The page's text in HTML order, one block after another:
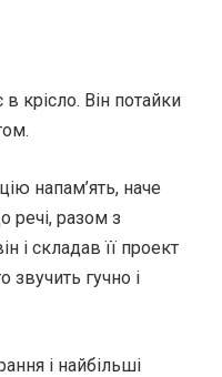
крісло. Він потайки
напам’ять, наче
речі, разом з
і складав її проект
звучить гучно і
і найбільші